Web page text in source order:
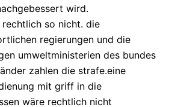
wird.
so nicht. die
regierungen und die
umweltministerien des bundes
zahlen die strafe.eine
mit griff in die
wäre rechtlich nicht